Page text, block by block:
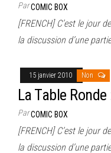
ParCOMIC BOX
[FRENCH] C’est le jour
la discussion d’une
15 janvier 2010 Non
La Table
ParCOMIC BOX
[FRENCH] C’est le jour
la discussion d’une